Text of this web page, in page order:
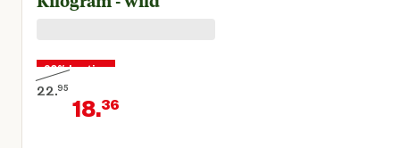
20% korting
22.95
Oorspronkelijke prijs € 22,95
18.36